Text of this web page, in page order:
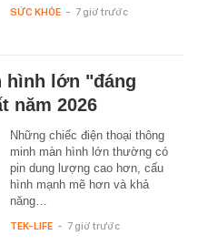
SỨC KHỎE - 7 giờ trước
hình lớn "đáng
năm 2026
Những chiếc điện thoại thông
minh màn hình lớn thường có
pin dung lượng cao hơn, cấu
hình mạnh mẽ hơn và khả
năng…
TEK-LIFE - 7 giờ trước